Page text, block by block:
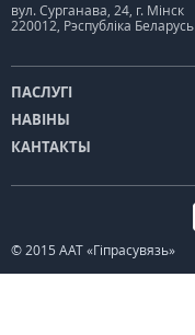
вул. Сурганава, 24, г. Мінск
220012, Рэспубліка Беларусь
ПАСЛУГІ
НАВІНЫ
КАНТАКТЫ
© 2015 ААТ «Гіпрасувязь»